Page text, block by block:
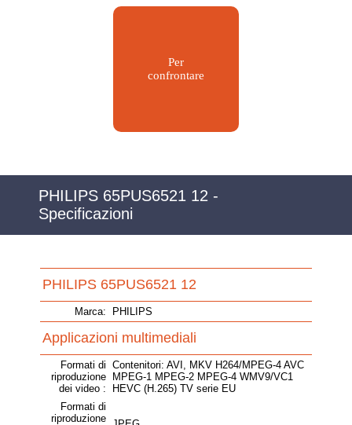
Per
confrontare
PHILIPS 65PUS6521 12 -
Specificazioni
PHILIPS 65PUS6521 12
Marca: PHILIPS
Applicazioni multimediali
Formati di
riproduzione
dei video :
Contenitori: AVI, MKV H264/MPEG-4 AVC
MPEG-1 MPEG-2 MPEG-4 WMV9/VC1
HEVC (H.265) TV serie EU
Formati di
riproduzione